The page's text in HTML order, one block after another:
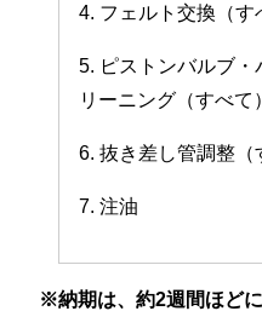
4. フェルト交換（す
5. ピストンバルブ・
リーニング（すべて）
6. 抜き差し管調整（
7. 注油
※納期は、約2週間ほどに